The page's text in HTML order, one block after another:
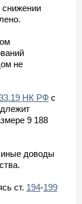
снижении
не
НК РФ с
9 188
иные доводы
ст. 194-199